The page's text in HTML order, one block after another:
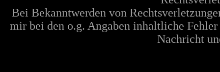
Bei Bekanntwerden von
mir bei den o.g. Angaben inhaltliche
Nachricht